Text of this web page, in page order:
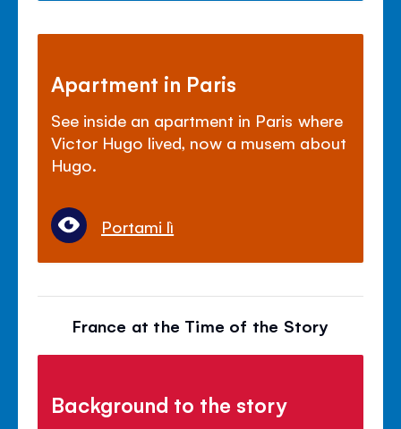
Apartment in Paris
See inside an apartment in Paris where
Victor Hugo lived, now a musem about
Hugo.
Portami lì
France at the Time of the Story
Background to the story